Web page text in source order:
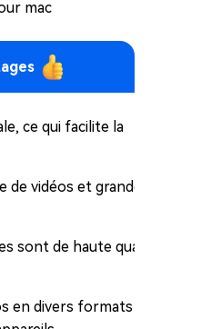
ce qui facilite la
de vidéos et grande
sont de haute qualité,
en divers formats pour